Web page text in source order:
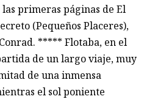
primeras páginas de El
(Pequeños Placeres),
***** Flotaba, en el
de un largo viaje, muy
de una inmensa
el sol poniente